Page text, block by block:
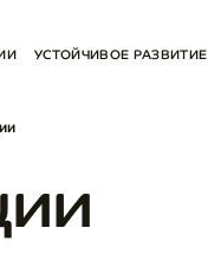
УСТОЙЧИВОЕ РАЗВИТИЕ
ОТЧЕТЫ И ПОЛИТИКИ